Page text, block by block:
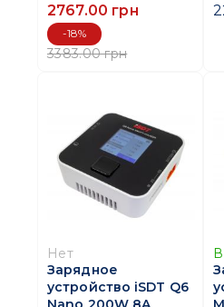
2767.00 грн
-18%
3383.00 грн
Нет
Зарядное
устройство iSDT Q6